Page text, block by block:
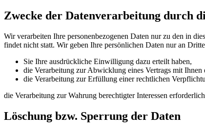
Zwecke der Datenverarbeitung durch
Wir verarbeiten Ihre personenbezogenen Daten nur zu den in
findet nicht statt. Wir geben Ihre persönlichen Daten nur an
Sie Ihre ausdrückliche Einwilligung dazu erteilt haben,
die Verarbeitung zur Abwicklung eines Vertrags mit Ihnen
die Verarbeitung zur Erfüllung einer rechtlichen
die Verarbeitung zur Wahrung berechtigter Interessen
Löschung bzw. Sperrung der Daten